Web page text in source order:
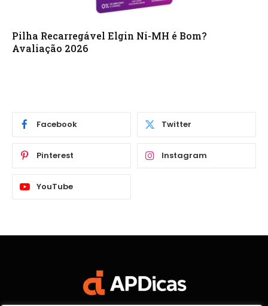
Pilha Recarregável Elgin Ni-MH é Bom?
Avaliação 2026
Facebook Twitter
Pinterest Instagram
YouTube